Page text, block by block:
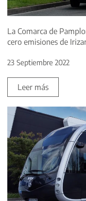
La Comarca de
cero emisiones de
23 Septiembre 2022
Leer más